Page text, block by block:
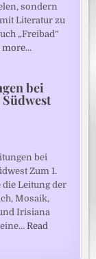
sondern
Literatur zu
„Freibad“
more…
bei
bei
Zum 1.
Leitung der
Mosaik,
Irisiana
Read